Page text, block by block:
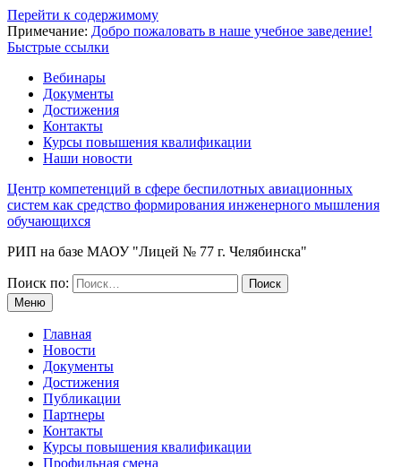
Перейти к содержимому
Примечание: Добро пожаловать в наше учебное заведение!
Быстрые ссылки
Вебинары
Документы
Достижения
Контакты
Курсы повышения квалификации
Наши новости
Центр компетенций в сфере беспилотных авиационных
систем как средство формирования инженерного мышления
обучающихся
РИП на базе МАОУ "Лицей № 77 г. Челябинска"
Поиск по:
Меню
Главная
Новости
Документы
Достижения
Публикации
Партнеры
Контакты
Курсы повышения квалификации
Профильная смена